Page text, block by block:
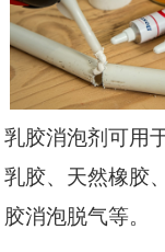
乳胶消泡剂可用
乳胶、天然橡胶
胶消泡脱气等。